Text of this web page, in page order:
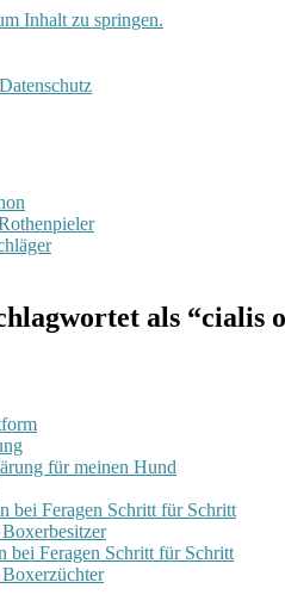
Inhalt zu springen.
als “cialis
für meinen Hund
bei Feragen Schritt für Schritt
bei Feragen Schritt für Schritt